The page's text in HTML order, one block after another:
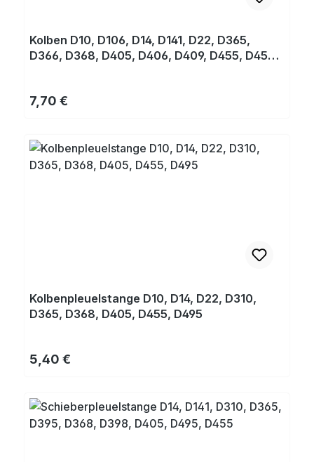
Kolben D10, D106, D14, D141, D22, D365,
D366, D368, D405, D406, D409, D455, D456,
Regulärer Preis:
7,70 €
Kolbenpleuelstange D10, D14, D22, D310,
D365, D368, D405, D455, D495
Regulärer Preis:
5,40 €